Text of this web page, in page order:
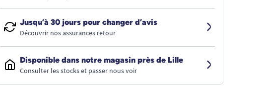
Jusqu’à 30 jours pour changer d’avis
Découvrir nos assurances retour
Disponible dans notre magasin près de Lille
Consulter les stocks et passer nous voir